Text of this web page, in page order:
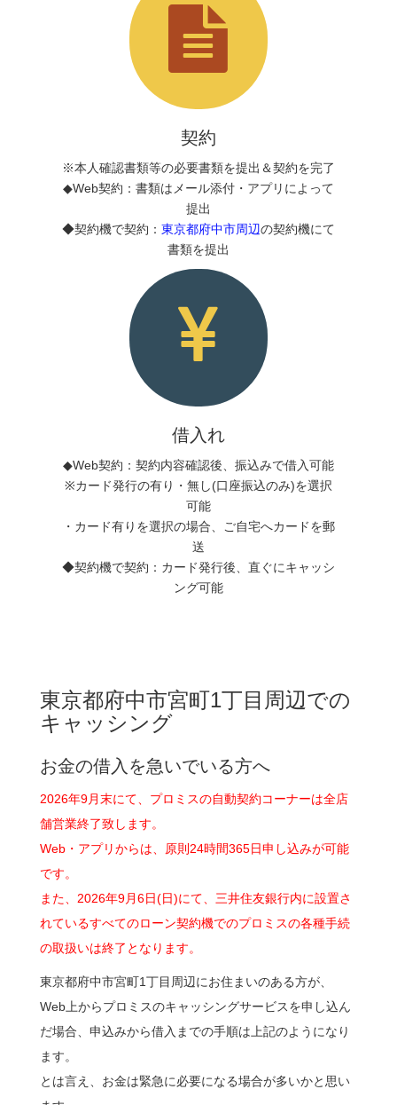
契約
※本人確認書類等の必要書類を提出＆契約を完了
◆Web契約：書類はメール添付・アプリによって
提出
◆契約機で契約： 東京都府中市周辺の契約機にて
書類を提出
借入れ
◆Web契約：契約内容確認後、振込みで借入可能
※カード発行の有り・無し(口座振込のみ)を選択
可能
・カード有りを選択の場合、ご自宅へカードを郵
送
◆契約機で契約：カード発行後、直ぐにキャッシ
ング可能
東京都府中市宮町1丁目周辺での
キャッシング
お金の借入を急いでいる方へ
2026年9月末にて、プロミスの自動契約コーナーは全店
舗営業終了致します。
Web・アプリからは、原則24時間365日申し込みが可能
です。
また、2026年9月6日(日)にて、三井住友銀行内に設置さ
れているすべてのローン契約機でのプロミスの各種手続
の取扱いは終了となります。
東京都府中市宮町1丁目周辺にお住まいのある方が、
Web上からプロミスのキャッシングサービスを申し込ん
だ場合、申込みから借入までの手順は上記のようになり
ます。
とは言え、お金は緊急に必要になる場合が多いかと思い